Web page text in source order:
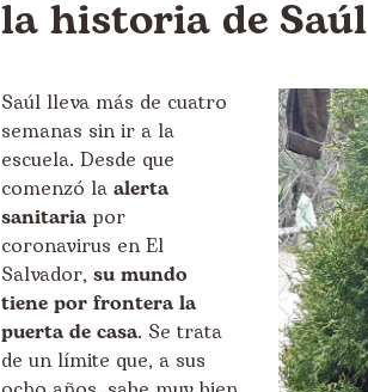
la historia de Saúl
Saúl lleva más de cuatro
semanas sin ir a la
escuela. Desde que
comenzó la alerta
sanitariapor
coronavirus en El
Salvador, su mundo
tiene por frontera la
puerta de casa. Se trata
de un límite que, a sus